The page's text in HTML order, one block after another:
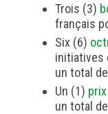
Trois (3)
français
Six (6)
initiatives
un total
Un (1)
un total